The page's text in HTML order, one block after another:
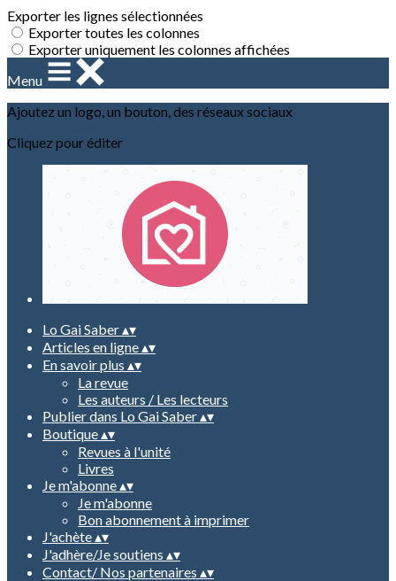
Exporter les lignes sélectionnées
Exporter toutes les colonnes
Exporter uniquement les colonnes affichées
Menu
Ajoutez un logo, un bouton, des réseaux sociaux
Cliquez pour éditer
Lo Gai Saber▴▾
Articles en ligne▴▾
En savoir plus ▴▾
La revue
Les auteurs / Les lecteurs
Publier dans Lo Gai Saber▴▾
Boutique▴▾
Revues à l'unité
Livres
Je m'abonne▴▾
Je m'abonne
Bon abonnement à imprimer
J'achète▴▾
J'adhère/Je soutiens ▴▾
Contact/ Nos partenaires ▴▾